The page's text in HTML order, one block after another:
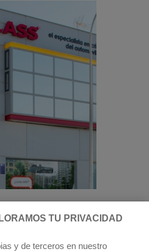
Síguenos:
TU PRIVACIDAD
y de terceros en nuestro